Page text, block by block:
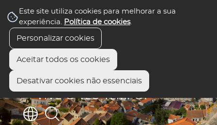
Este site utiliza cookies para melhorar a sua
experiência. Política de cookies.
Personalizar cookies
Aceitar todos os cookies
Desativar cookies não essenciais